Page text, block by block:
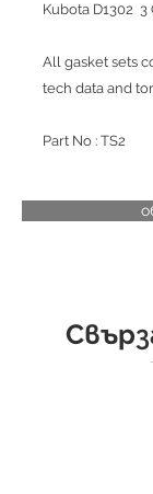
Kubota D1302
All gasket sets
tech data and
Part No : TS2